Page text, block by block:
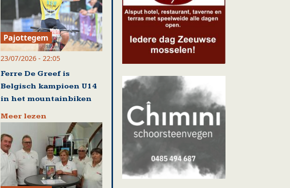
Pajottegem
23/07/2026 - 22:05
Ferre De Greef is
Belgisch kampioen U14
in het mountainbiken
Meer lezen